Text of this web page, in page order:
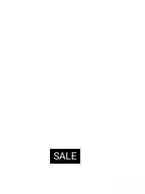
SALE